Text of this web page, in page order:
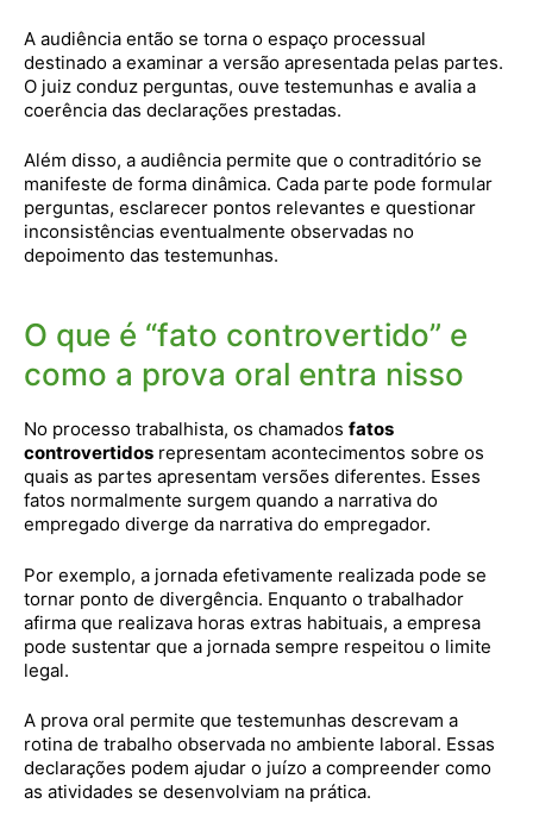
A audiência então se torna o espaço processual
destinado a examinar a versão apresentada pelas partes.
O juiz conduz perguntas, ouve testemunhas e avalia a
coerência das declarações prestadas.
Além disso, a audiência permite que o contraditório se
manifeste de forma dinâmica. Cada parte pode formular
perguntas, esclarecer pontos relevantes e questionar
inconsistências eventualmente observadas no
depoimento das testemunhas.
O que é “fato controvertido” e
como a prova oral entra nisso
No processo trabalhista, os chamados fatos
controvertidos representam acontecimentos sobre os
quais as partes apresentam versões diferentes. Esses
fatos normalmente surgem quando a narrativa do
empregado diverge da narrativa do empregador.
Por exemplo, a jornada efetivamente realizada pode se
tornar ponto de divergência. Enquanto o trabalhador
afirma que realizava horas extras habituais, a empresa
pode sustentar que a jornada sempre respeitou o limite
legal.
A prova oral permite que testemunhas descrevam a
rotina de trabalho observada no ambiente laboral. Essas
declarações podem ajudar o juízo a compreender como
as atividades se desenvolviam na prática.